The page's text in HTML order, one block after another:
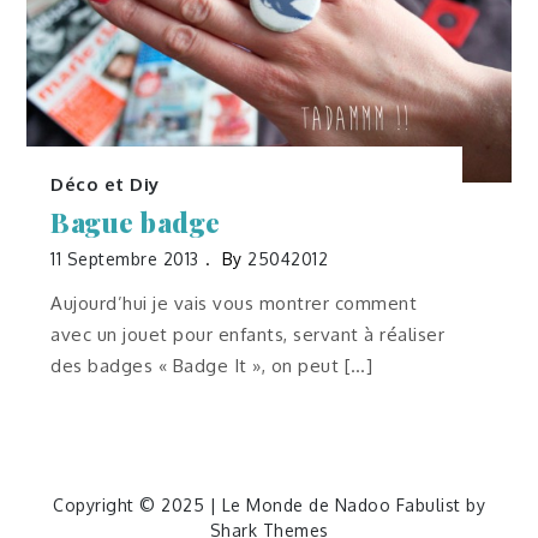
Déco et Diy
Bague badge
11 Septembre 2013 By 25042012
Aujourd’hui je vais vous montrer comment
avec un jouet pour enfants, servant à réaliser
des badges « Badge It », on peut […]
Copyright © 2025 | Le Monde de Nadoo Fabulist by
Shark Themes